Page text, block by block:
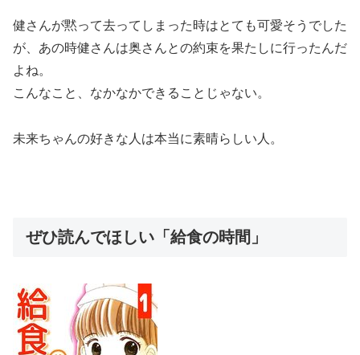
健さんが黙って去ってしまった時はとても可愛そうでした
が、あの時健さんは奥さんとの約束を果たしに行ったんだ
よね。
こんなこと、なかなかできることじゃない。
未来ちゃんの好きな人は本当に素晴らしい人。
ぜひ読んでほしい「給食の時間」